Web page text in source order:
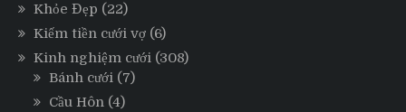
Khỏe Đẹp (22)
Kiếm tiền cưới vợ (6)
Kinh nghiệm cưới (308)
Bánh cưới (7)
Cầu Hôn (4)